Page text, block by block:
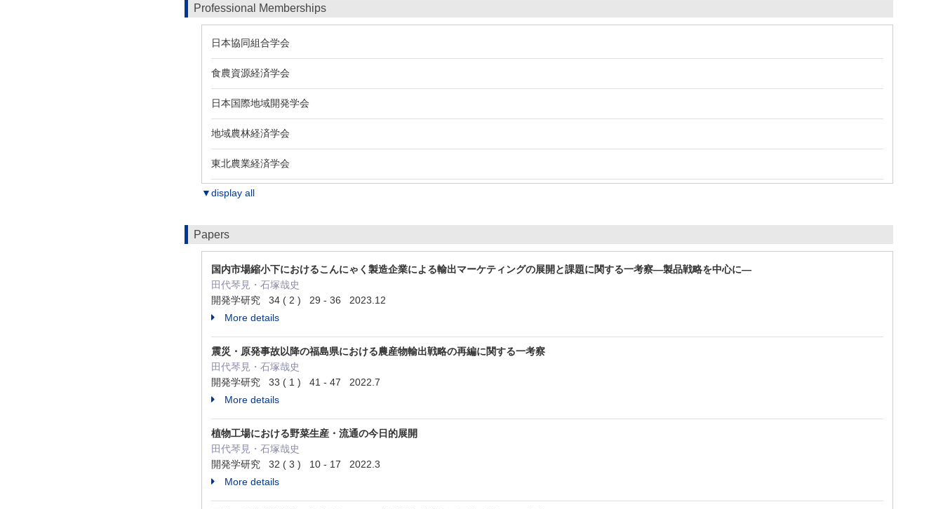
Professional Memberships
日本協同組合学会
食農資源経済学会
日本国際地域開発学会
地域農林経済学会
東北農業経済学会
▼display all
Papers
国内市場縮小下におけるこんにゃく製造企業による輸出マーケティングの展開と課題に関する一考察―製品戦略を中心に―
田代琴見・石塚哉史
開発学研究 34 ( 2 ) 29 - 36 2023.12
More details
震災・原発事故以降の福島県における農産物輸出戦略の再編に関する一考察
田代琴見・石塚哉史
開発学研究 33 ( 1 ) 41 - 47 2022.7
More details
植物工場における野菜生産・流通の今日的展開
田代琴見・石塚哉史
開発学研究 32 ( 3 ) 10 - 17 2022.3
More details